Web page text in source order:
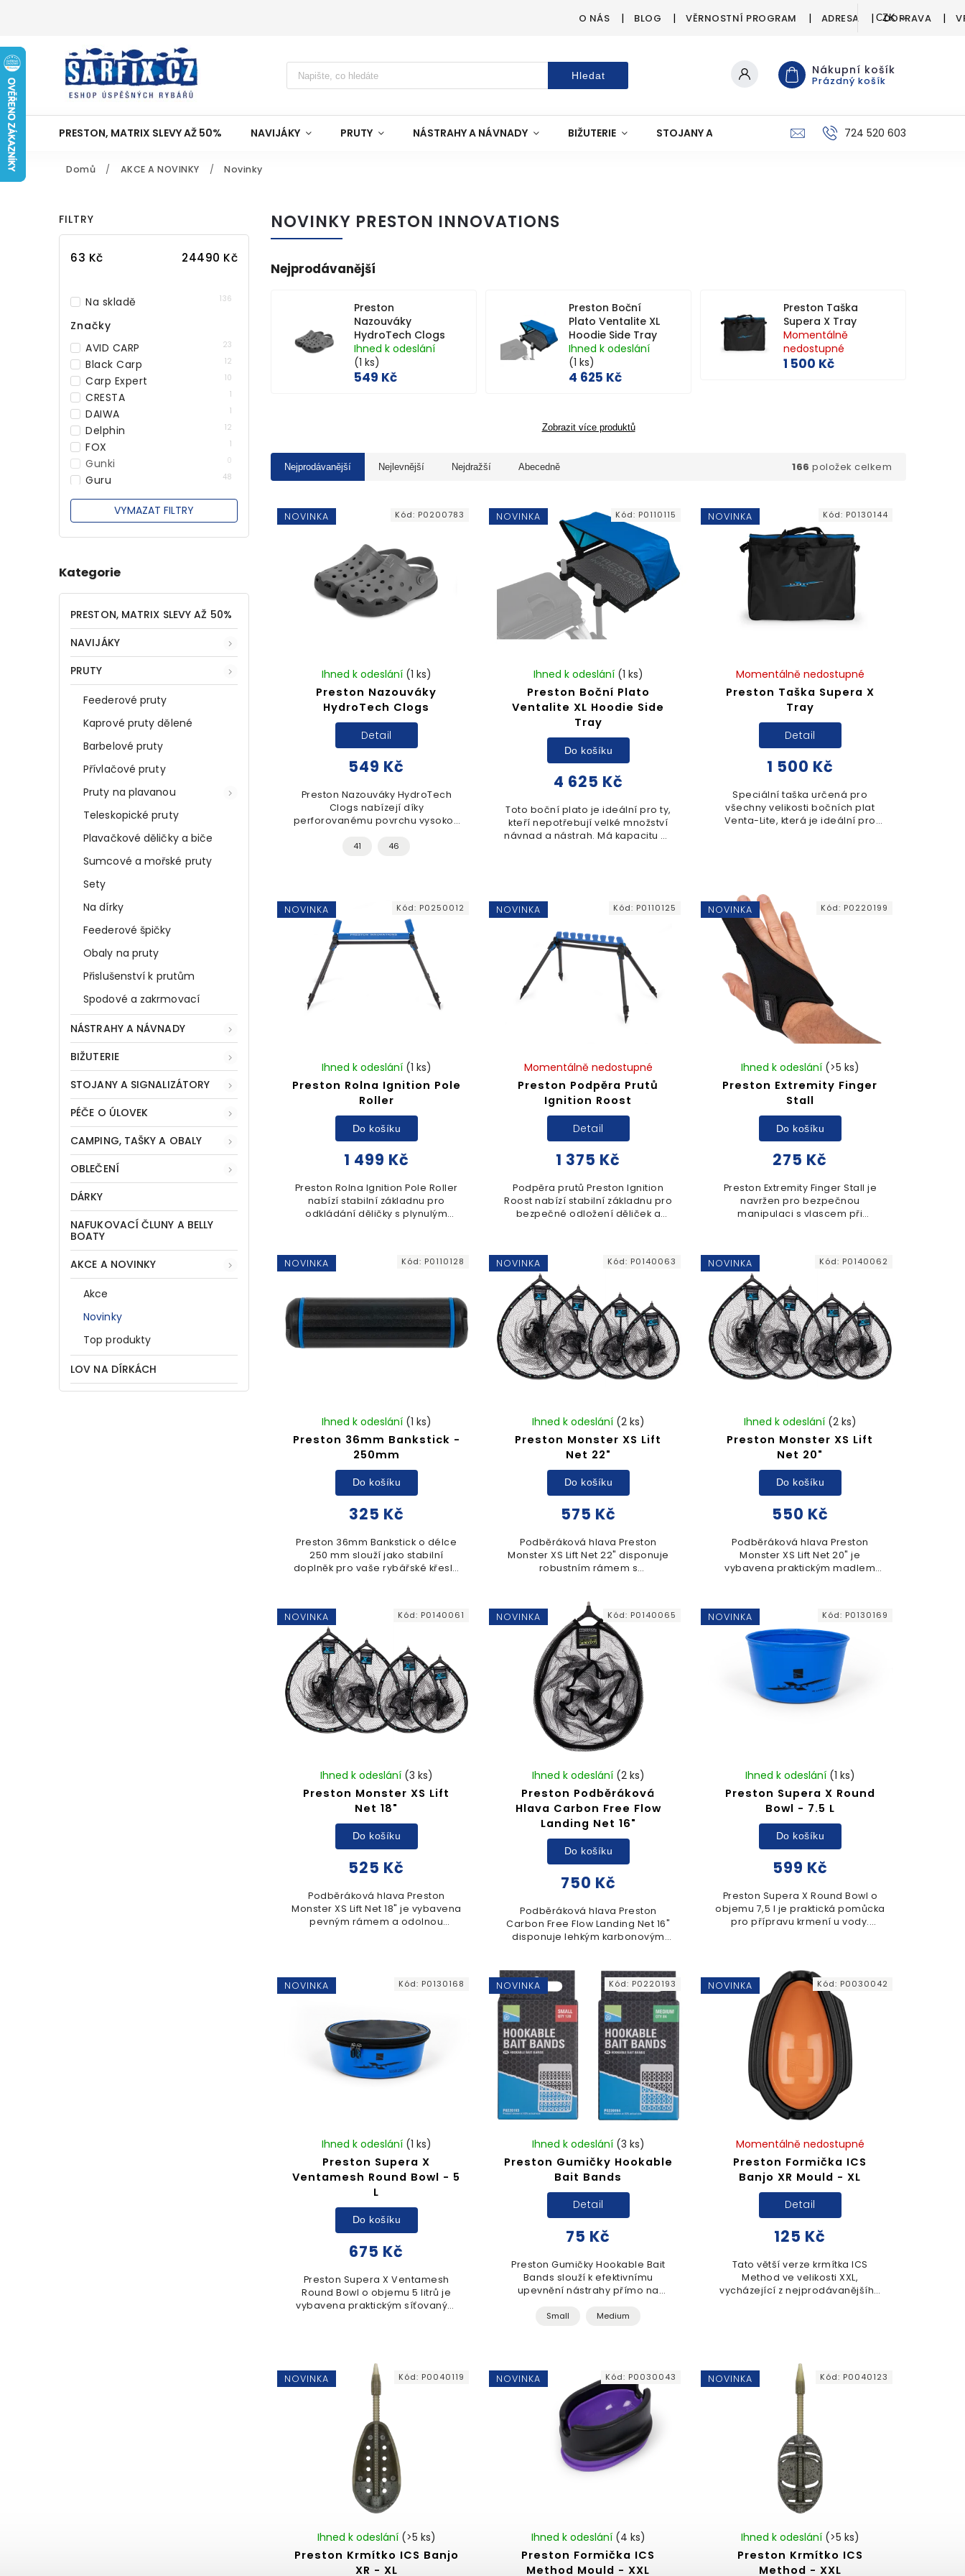
O NÁS BLOG VĚRNOSTNÍ PROGRAM ADRESA DOPRAVA
CZK
Hledat Nákupní košík
Prázdný košík
PRESTON, MATRIX SLEVY AŽ 50% NAVIJÁKY PRUTY NÁSTRAHY A NÁVNADY BIŽUTERIE STOJANY A SIGNALIZÁTORY PÉČE O ÚLOVEK
724 520 603
Domů / AKCE A NOVINKY / Novinky
FILTRY
63 Kč 24490 Kč
Na skladě 136
Značky
AVID CARP
23
Black Carp 12
Carp Expert 10
CRESTA 1
DAIWA 1
Delphin 12
FOX 1
Gunki 0
Guru 48
CHYTIL
Korda
98
OSMO
PRESTON
INNOVATIONS
166
SENSAS
SONUBAITS 47
Šon Chung fishing
selection
2
0
Zebco
Zfish
VYMAZAT FILTRY
Kategorie
PRESTON, MATRIX SLEVY AŽ 50%
NAVIJÁKY
PRUTY
Feederové pruty
Kaprové pruty dělené
Barbelové pruty
Přívlačové pruty
Pruty na plavanou
Teleskopické pruty
Plavačkové děličky a biče
Sumcové a mořské pruty
Sety
Na dírky
Feederové špičky
Obaly na pruty
Přislušenství k prutům
Spodové a zakrmovací
NÁSTRAHY A NÁVNADY
BIŽUTERIE
STOJANY A SIGNALIZÁTORY
PÉČE O ÚLOVEK
CAMPING, TAŠKY A OBALY
OBLEČENÍ
DÁRKY
NAFUKOVACÍ ČLUNY A BELLY
BOATY
AKCE A NOVINKY
Akce
Novinky
Top produkty
LOV NA DÍRKÁCH
NOVINKY PRESTON INNOVATIONS
Nejprodávanější
Preston
Nazouváky
HydroTech Clogs
Ihned k odeslání
(1 ks)
549 Kč
Preston Boční
Plato Ventalite XL
Hoodie Side Tray
Ihned k odeslání
(1 ks)
4 625 Kč
Preston Taška
Supera X Tray
Momentálně
nedostupné
1 500 Kč
Zobrazit více produktů
Nejprodávanější Nejlevnější Nejdražší Abecedně 166 položek celkem
NOVINKA
Preston Nazouváky
HydroTech Clogs
Ihned k odeslání (1 ks)
549 Kč
Detail
Preston Nazouváky HydroTech
Clogs nabízejí díky
perforovanému povrchu vysokou
Praktický pásek na patu a odolná
41 46
Kód: P0200783 NOVINKA
Preston Boční Plato
Ventalite XL Hoodie Side
Tray
Ihned k odeslání (1 ks)
4 625 Kč
Do košíku
Toto boční plato je ideální pro ty,
kteří nepotřebují velké množství
návnad a nástrah. Má kapacitu až
Kód: P0110115 NOVINKA
Preston Taška Supera X
Tray
Momentálně nedostupné
1 500 Kč
Detail
Speciální taška určená pro
všechny velikosti bočních plat
Venta-Lite, která je ideální pro
Kód: P0130144
NOVINKA
Preston Rolna Ignition Pole
Roller
Ihned k odeslání (1 ks)
1 499 Kč
Do košíku
Preston Rolna Ignition Pole Roller
nabízí stabilní základnu pro
odkládání děličky s plynulým
měkčeným povrchem, který
zajišťuje šetrnou...
Kód: P0250012 NOVINKA
Preston Podpěra Prutů
Ignition Roost
Momentálně nedostupné
1 375 Kč
Detail
Podpěra prutů Preston Ignition
Roost nabízí stabilní základnu pro
bezpečné odložení děliček a
tvarovaným polstrováním...
Kód: P0110125 NOVINKA
Preston Extremity Finger
Stall
Ihned k odeslání (>5 ks)
275 Kč
Do košíku
Preston Extremity Finger Stall je
navržen pro bezpečnou
manipulaci s vlascem při
zajišťuje pohodlný úchop
během...
Kód: P0220199
NOVINKA
Preston 36mm Bankstick -
250mm
Ihned k odeslání (1 ks)
325 Kč
Do košíku
Preston 36mm Bankstick o délce
250 mm slouží jako stabilní
doplněk pro vaše rybářské křeslo
uchycení příslušenství...
Kód: P0110128 NOVINKA
Preston Monster XS Lift
Net 22"
Ihned k odeslání (2 ks)
575 Kč
Do košíku
Podběráková hlava Preston
Monster XS Lift Net 22" disponuje
robustním rámem s
manipulaci s úlovkem. Jemná a
šetrná síťovina...
Kód: P0140063 NOVINKA
Preston Monster XS Lift
Net 20"
Ihned k odeslání (2 ks)
550 Kč
Do košíku
Podběráková hlava Preston
Monster XS Lift Net 20" je
vybavena praktickým madlem
síťovina zajišťují potřebnou
odolnost při...
Kód: P0140062
NOVINKA
Preston Monster XS Lift
Net 18"
Ihned k odeslání (3 ks)
525 Kč
Do košíku
Podběráková hlava Preston
Monster XS Lift Net 18" je vybavena
pevným rámem a odolnou
Kód: P0140061 NOVINKA
Preston Podběráková
Hlava Carbon Free Flow
Landing Net 16"
Ihned k odeslání (2 ks)
750 Kč
Do košíku
Podběráková hlava Preston
Carbon Free Flow Landing Net 16"
disponuje lehkým karbonovým
Pevný středový blok...
Kód: P0140065 NOVINKA
Preston Supera X Round
Bowl - 7.5 L
Ihned k odeslání (1 ks)
599 Kč
Do košíku
Preston Supera X Round Bowl o
objemu 7,5 l je praktická pomůcka
pro přípravu krmení u vody.
Kód: P0130169
NOVINKA
Preston Supera X
Ventamesh Round Bowl - 5
L
Ihned k odeslání (1 ks)
675 Kč
Do košíku
Preston Supera X Ventamesh
Round Bowl o objemu 5 litrů je
vybavena praktickým síťovaným
Kód: P0130168 NOVINKA
Preston Gumičky Hookable
Bait Bands
Ihned k odeslání (3 ks)
75 Kč
Detail
Preston Gumičky Hookable Bait
Bands slouží k efektivnímu
upevnění nástrahy přímo na
kroužky zajišťují spolehlivé držení
Small Medium
Kód: P0220193 NOVINKA
Preston Formička ICS
Banjo XR Mould - XL
Momentálně nedostupné
125 Kč
Detail
Tato větší verze krmítka ICS
Method ve velikosti XXL,
vycházející z nejprodávanějšího
Kód: P0030042
NOVINKA
Preston Krmítko ICS Banjo
XR - XL
Ihned k odeslání (>5 ks)
Kód: P0040119 NOVINKA
Preston Formička ICS
Method Mould - XXL
Ihned k odeslání (4 ks)
Kód: P0030043 NOVINKA
Preston Krmítko ICS
Method - XXL
Ihned k odeslání (>5 ks)
Kód: P0040123